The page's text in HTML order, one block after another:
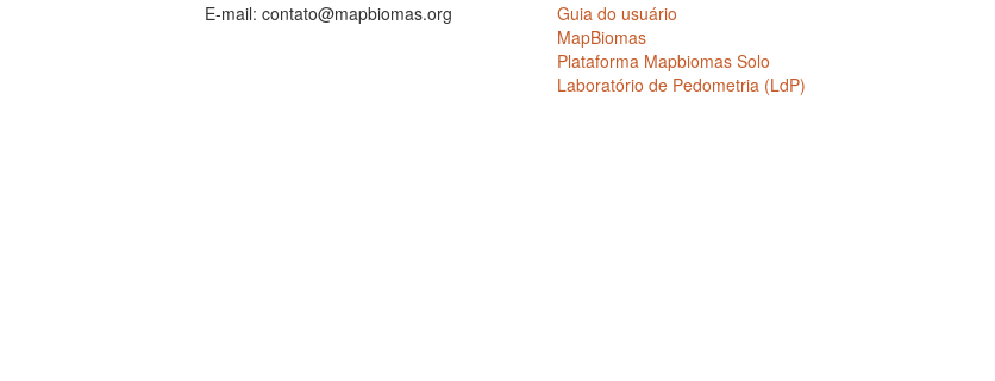
E-mail: contato@mapbiomas.org
Guia do usuário
MapBiomas
Plataforma Mapbiomas Solo
Laboratório de Pedometria (LdP)